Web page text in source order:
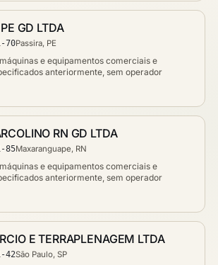
GD LTDA
70Passira, PE
e equipamentos comerciais e
anteriormente, sem operador
RN GD LTDA
85Maxaranguape, RN
e equipamentos comerciais e
anteriormente, sem operador
E TERRAPLENAGEM LTDA
42São Paulo, SP